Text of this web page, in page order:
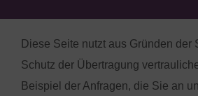
Diese Seite nutzt aus Gründen der
Schutz der Übertragung
Beispiel der Anfragen, die Sie an